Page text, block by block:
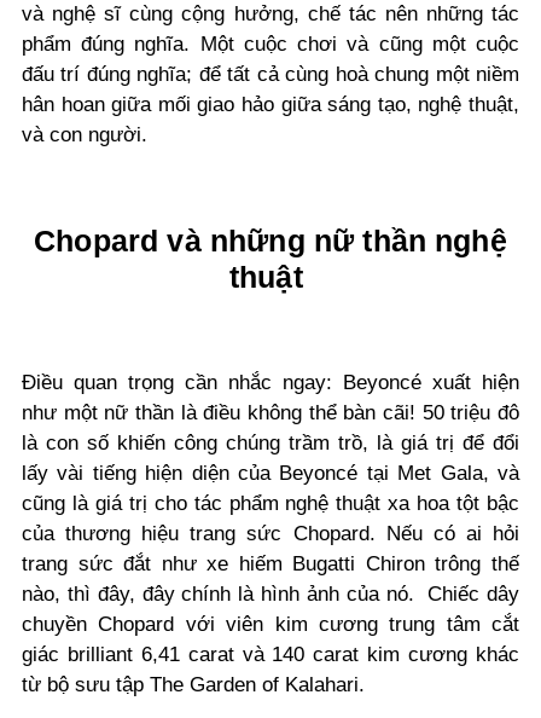
và nghệ sĩ cùng cộng hưởng, chế tác nên những tác
phẩm đúng nghĩa. Một cuộc chơi và cũng một cuộc
đấu trí đúng nghĩa; để tất cả cùng hoà chung một niềm
hân hoan giữa mối giao hảo giữa sáng tạo, nghệ thuật,
và con người.
Chopard và những nữ thần nghệ
thuật
Điều quan trọng cần nhắc ngay: Beyoncé xuất hiện
như một nữ thần là điều không thể bàn cãi! 50 triệu đô
là con số khiến công chúng trầm trồ, là giá trị để đổi
lấy vài tiếng hiện diện của Beyoncé tại Met Gala, và
cũng là giá trị cho tác phẩm nghệ thuật xa hoa tột bậc
của thương hiệu trang sức Chopard. Nếu có ai hỏi
trang sức đắt như xe hiếm Bugatti Chiron trông thế
nào, thì đây, đây chính là hình ảnh của nó. Chiếc dây
chuyền Chopard với viên kim cương trung tâm cắt
giác brilliant 6,41 carat và 140 carat kim cương khác
từ bộ sưu tập The Garden of Kalahari.